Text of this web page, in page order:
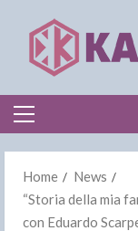
content
Primary
Home
News
“Storia della mia
con Eduardo